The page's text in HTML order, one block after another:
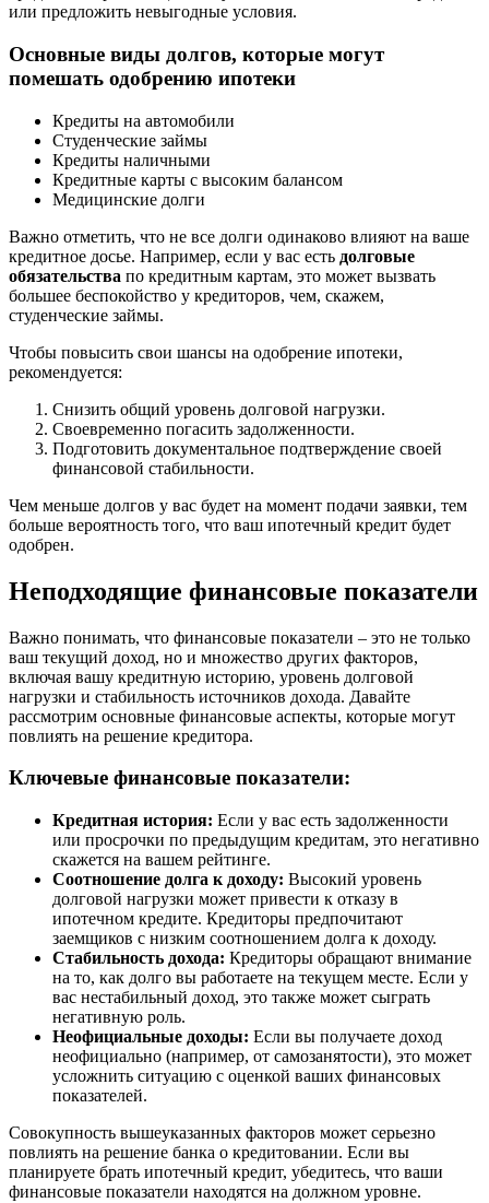
или предложить невыгодные условия.
Основные виды долгов, которые могут
помешать одобрению ипотеки
Кредиты на автомобили
Студенческие займы
Кредиты наличными
Кредитные карты с высоким балансом
Медицинские долги
Важно отметить, что не все долги одинаково влияют на ваше
кредитное досье. Например, если у вас есть долговые
обязательства по кредитным картам, это может вызвать
большее беспокойство у кредиторов, чем, скажем,
студенческие займы.
Чтобы повысить свои шансы на одобрение ипотеки,
рекомендуется:
Снизить общий уровень долговой нагрузки.
Своевременно погасить задолженности.
Подготовить документальное подтверждение своей
финансовой стабильности.
Чем меньше долгов у вас будет на момент подачи заявки, тем
больше вероятность того, что ваш ипотечный кредит будет
одобрен.
Неподходящие финансовые показатели
Важно понимать, что финансовые показатели – это не только
ваш текущий доход, но и множество других факторов,
включая вашу кредитную историю, уровень долговой
нагрузки и стабильность источников дохода. Давайте
рассмотрим основные финансовые аспекты, которые могут
повлиять на решение кредитора.
Ключевые финансовые показатели:
Кредитная история: Если у вас есть задолженности
или просрочки по предыдущим кредитам, это негативно
скажется на вашем рейтинге.
Соотношение долга к доходу: Высокий уровень
долговой нагрузки может привести к отказу в
ипотечном кредите. Кредиторы предпочитают
заемщиков с низким соотношением долга к доходу.
Стабильность дохода: Кредиторы обращают внимание
на то, как долго вы работаете на текущем месте. Если у
вас нестабильный доход, это также может сыграть
негативную роль.
Неофициальные доходы: Если вы получаете доход
неофициально (например, от самозанятости), это может
усложнить ситуацию с оценкой ваших финансовых
показателей.
Совокупность вышеуказанных факторов может серьезно
повлиять на решение банка о кредитовании. Если вы
планируете брать ипотечный кредит, убедитесь, что ваши
финансовые показатели находятся на должном уровне.